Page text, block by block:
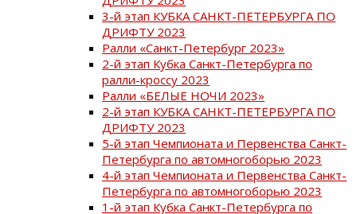
3-й этап КУБКА САНКТ-ПЕТЕРБУРГА ПО
ДРИФТУ 2023
Ралли «Санкт-Петербург 2023»
2-й этап Кубка Санкт-Петербурга по
ралли-кроссу 2023
Ралли «БЕЛЫЕ НОЧИ 2023»
2-й этап КУБКА САНКТ-ПЕТЕРБУРГА ПО
ДРИФТУ 2023
5-й этап Чемпионата и Первенства Санкт-
Петербурга по автомногоборью 2023
4-й этап Чемпионата и Первенства Санкт-
Петербурга по автомногоборью 2023
1-й этап Кубка Санкт-Петербурга по